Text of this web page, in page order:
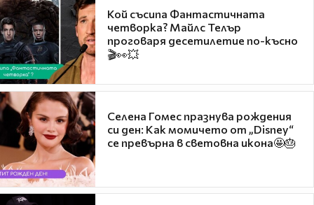
Кой съсипа Фантастичната
четворка? Майлс Телър
проговаря десетилетие по-късно
🎬👀💥
Селена Гомес празнува рождения
си ден: Как момичето от „Disney“
се превърна в световна икона🤩🎂